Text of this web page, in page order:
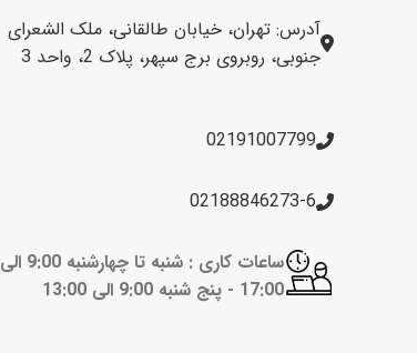
آدرس: تهران، خیابان طالقانی، ملک الشعرای
جنوبی، روبروی برج سپهر، پلاک 2، واحد 3
02191007799
02188846273-6
ساعات کاری : شنبه تا چهارشنبه 9:00 الی
17:00 -
پنج شنبه 9:00 الی 13:00